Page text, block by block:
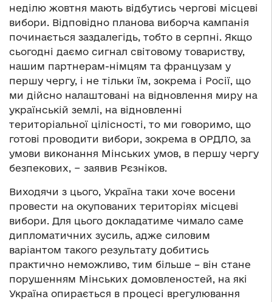
неділю жовтня мають відбутись чергові місцеві
вибори. Відповідно планова виборча кампанія
починається заздалегідь, тобто в серпні. Якщо
сьогодні даємо сигнал світовому товариству,
нашим партнерам-німцям та французам у
першу чергу, і не тільки їм, зокрема і Росії, що
ми дійсно налаштовані на відновлення миру на
українській землі, на відновленні
територіальної цілісності, то ми говоримо, що
готові проводити вибори, зокрема в ОРДЛО, за
умови виконання Мінських умов, в першу чергу
безпекових, − заявив Рєзніков.
Виходячи з цього, Україна таки хоче восени
провести на окупованих територіях місцеві
вибори. Для цього докладатиме чимало саме
дипломатичних зусиль, адже силовим
варіантом такого результату добитись
практично неможливо, тим більше – він стане
порушенням Мінських домовленостей, на які
Україна опирається в процесі врегулювання